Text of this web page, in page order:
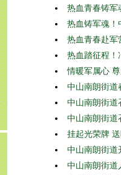
热血青春铸军
热血铸军魂！
热血青春赴军
热血踏征程！
情暖军属心
中山南朗街道
中山南朗街道
中山南朗街道
挂起光荣牌
中山南朗街道
中山南朗街道